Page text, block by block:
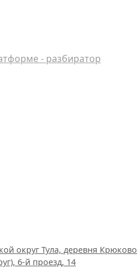
- разбиратор
округ Тула, деревня Крюково
6-й проезд, 14